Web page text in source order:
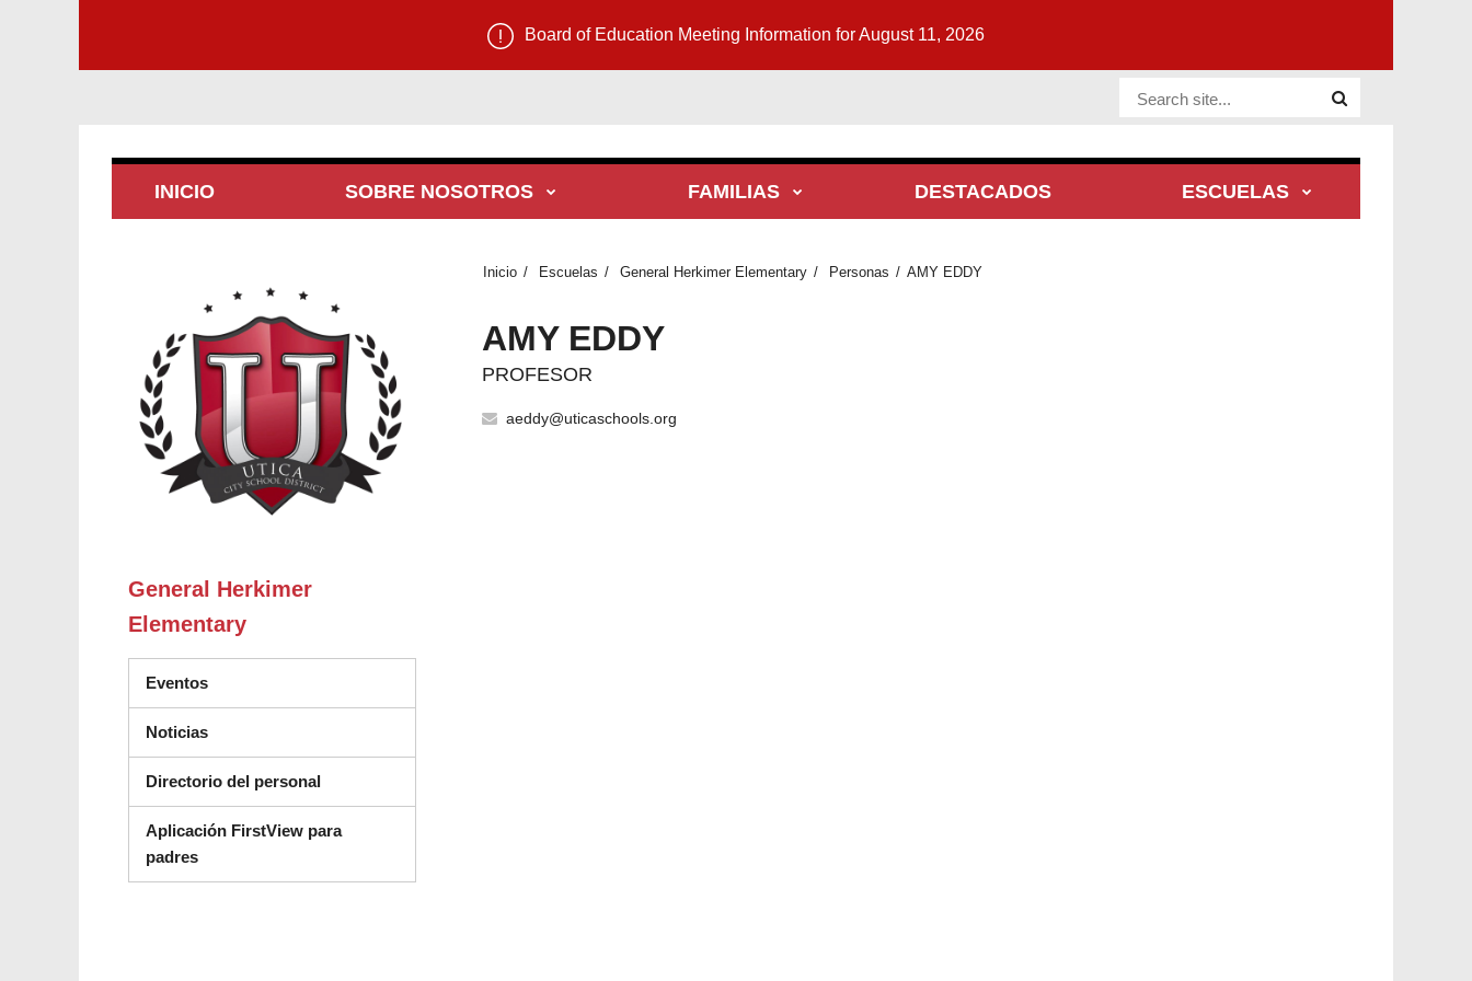
Board of Education Meeting Information for August 11, 2026
Website Site
INICIO SOBRE NOSOTROS FAMILIAS DESTACADOS ESCUELAS
Inicio Escuelas General Herkimer Elementary Personas AMY EDDY
AMY EDDY
PROFESOR
aeddy@uticaschools.org
General Herkimer
Elementary
Eventos
Noticias
Directorio del personal
Aplicación FirstView para
padres